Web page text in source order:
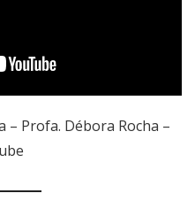
– Profa. Débora Rocha –